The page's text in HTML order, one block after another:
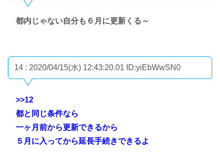
都内じゃない自分も６月に更新くる～
14 : 2020/04/15(水) 12:43:20.01 ID:yiEbWwSN0
>>12
都と同じ条件なら
一ヶ月前から更新できるから
５月に入ってから延長手続きできるよ